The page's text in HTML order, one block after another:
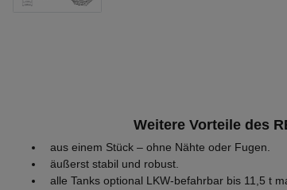
Weitere Vorteile des
aus einem Stück – ohne Nähte oder Fugen.
äußerst stabil und robust.
alle Tanks optional LKW-befahrbar bis 11,5 t